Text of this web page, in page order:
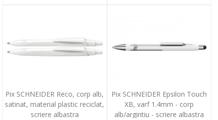
Pix SCHNEIDER Reco, corp alb,
satinat, material plastic reciclat,
scriere albastra
Pix SCHNEIDER Epsilon Touch
XB, varf 1.4mm - corp
alb/argintiu - scriere albastra